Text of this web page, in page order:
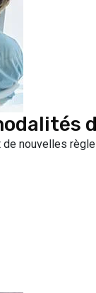
nouvelles